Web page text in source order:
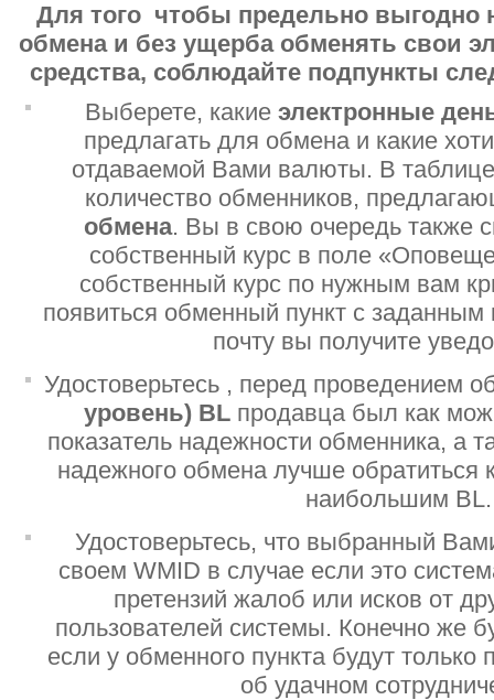
Для того чтобы предельно выгодно
обмена и без ущерба обменять свои
средства, соблюдайте подпункты
Выберете, какие электронные
предлагать для обмена и какие
отдаваемой Вами валюты. В таблице
количество обменников,
обмена. Вы в свою очередь также
собственный курс в поле
собственный курс по нужным вам
появиться обменный пункт с заданным
почту вы получите
Удостоверьтесь , перед проведением
уровень) BL продавца был как
показатель надежности обменника, а
надежного обмена лучше
наибольшим BL.
Удостоверьтесь, что выбранный
своем WMID в случае если это
претензий жалоб или исков от
пользователей системы. Конечно же
если у обменного пункта будут
об удачном